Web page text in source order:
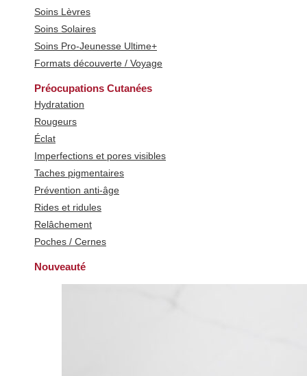
Soins Lèvres
Soins Solaires
Soins Pro-Jeunesse Ultime+
Formats découverte / Voyage
Préocupations Cutanées
Hydratation
Rougeurs
Éclat
Imperfections et pores visibles
Taches pigmentaires
Prévention anti-âge
Rides et ridules
Relâchement
Poches / Cernes
Nouveauté